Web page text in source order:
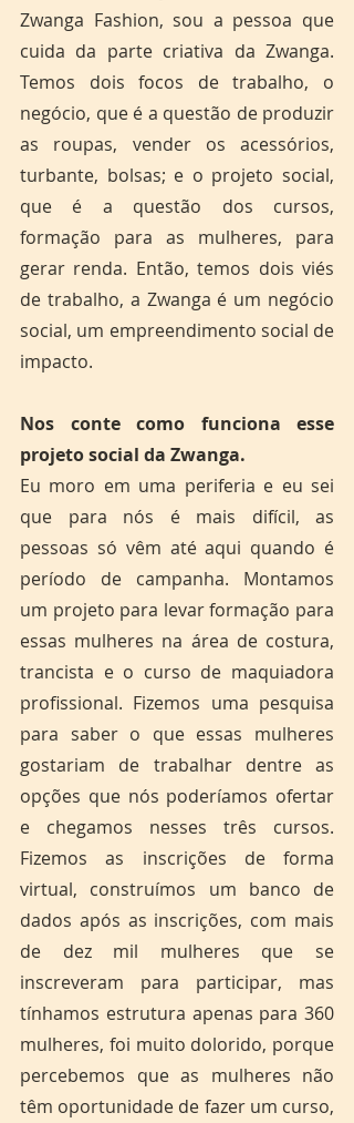
Zwanga Fashion, sou a pessoa que
cuida da parte criativa da Zwanga.
Temos dois focos de trabalho, o
negócio, que é a questão de produzir
as roupas, vender os acessórios,
turbante, bolsas; e o projeto social,
que é a questão dos cursos,
formação para as mulheres, para
gerar renda. Então, temos dois viés
de trabalho, a Zwanga é um negócio
social, um empreendimento social de
impacto.
Nos conte como funciona esse
projeto social da Zwanga.
Eu moro em uma periferia e eu sei
que para nós é mais difícil, as
pessoas só vêm até aqui quando é
período de campanha. Montamos
um projeto para levar formação para
essas mulheres na área de costura,
trancista e o curso de maquiadora
profissional. Fizemos uma pesquisa
para saber o que essas mulheres
gostariam de trabalhar dentre as
opções que nós poderíamos ofertar
e chegamos nesses três cursos.
Fizemos as inscrições de forma
virtual, construímos um banco de
dados após as inscrições, com mais
de dez mil mulheres que se
inscreveram para participar, mas
tínhamos estrutura apenas para 360
mulheres, foi muito dolorido, porque
percebemos que as mulheres não
têm oportunidade de fazer um curso,